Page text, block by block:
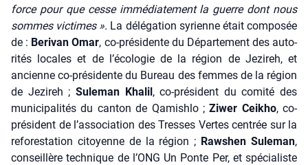
force pour que cesse immé­dia­te­ment la guerre dont nous
sommes vic­times ». La délé­ga­tion syrienne était com­po­sée
de : Beri­van Omar, co-pré­si­dente du Dépar­te­ment des auto­
ri­tés locales et de l’écologie de la région de Jezi­reh, et
ancienne co-pré­si­dente du Bureau des femmes de la région
de Jezi­reh ; Sule­man Kha­lil, co-pré­sident du comi­té des
muni­ci­pa­li­tés du can­ton de Qami­sh­lo ;Ziwer Cei­kho, co-
pré­sident de l’association des Tresses Vertes cen­trée sur la
refo­res­ta­tion citoyenne de la région ; Raw­shen Sule­man,
conseillère tech­nique de l’ONG Un Ponte Per, et spé­cia­liste